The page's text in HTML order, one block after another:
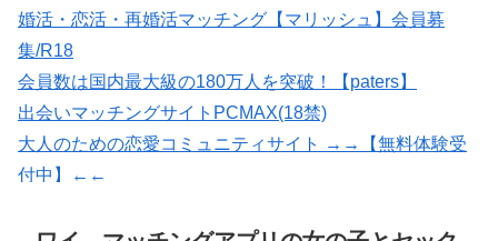
婚活・恋活・再婚活マッチング【マリッシュ】会員募
集/R18
会員数は国内最大級の180万人を突破！【paters】
出会いマッチングサイトPCMAX(18禁)
大人のための恋愛コミュニティサイト →→【無料体験受
付中】←←